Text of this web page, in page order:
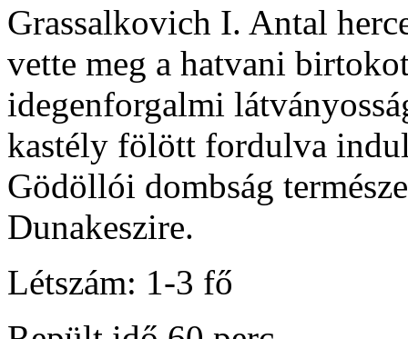
Grassalkovich I. Antal
vette meg a hatvani
idegenforgalmi
kastély fölött fordulva
Gödöllói dombság
Dunakeszire.
Létszám: 1-3 fő